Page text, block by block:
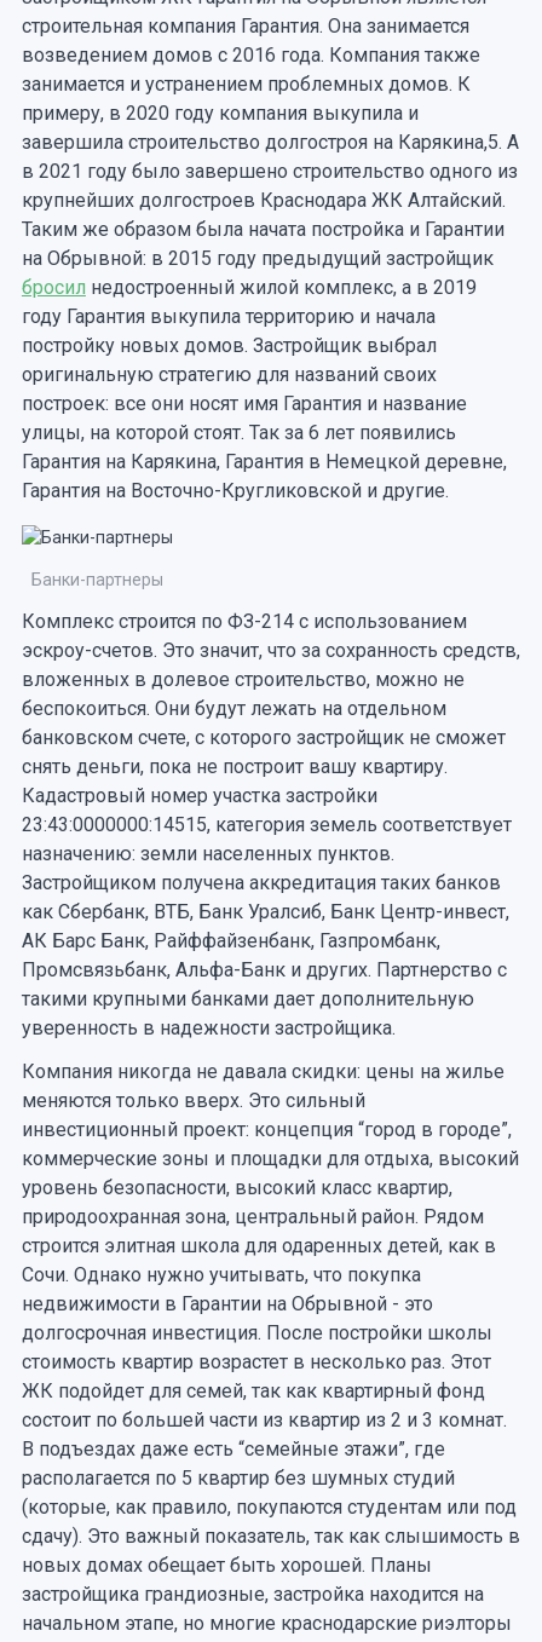
строительная компания Гарантия. Она занимается
возведением домов с 2016 года. Компания также
занимается и устранением проблемных домов. К
примеру, в 2020 году компания выкупила и
завершила строительство долгостроя на Карякина,5. А
в 2021 году было завершено строительство одного из
крупнейших долгостроев Краснодара ЖК Алтайский.
Таким же образом была начата постройка и Гарантии
на Обрывной: в 2015 году предыдущий застройщик
бросил недостроенный жилой комплекс, а в 2019
году Гарантия выкупила территорию и начала
постройку новых домов. Застройщик выбрал
оригинальную стратегию для названий своих
построек: все они носят имя Гарантия и название
улицы, на которой стоят. Так за 6 лет появились
Гарантия на Карякина, Гарантия в Немецкой деревне,
Гарантия на Восточно-Кругликовской и другие.
Банки-партнеры
Комплекс строится по ФЗ-214 с использованием
эскроу-счетов. Это значит, что за сохранность средств,
вложенных в долевое строительство, можно не
беспокоиться. Они будут лежать на отдельном
банковском счете, с которого застройщик не сможет
снять деньги, пока не построит вашу квартиру.
Кадастровый номер участка застройки
23:43:0000000:14515, категория земель соответствует
назначению: земли населенных пунктов.
Застройщиком получена аккредитация таких банков
как Сбербанк, ВТБ, Банк Уралсиб, Банк Центр-инвест,
АК Барс Банк, Райффайзенбанк, Газпромбанк,
Промсвязьбанк, Альфа-Банк и других. Партнерство с
такими крупными банками дает дополнительную
уверенность в надежности застройщика.
Компания никогда не давала скидки: цены на жилье
меняются только вверх. Это сильный
инвестиционный проект: концепция “город в городе”,
коммерческие зоны и площадки для отдыха, высокий
уровень безопасности, высокий класс квартир,
природоохранная зона, центральный район. Рядом
строится элитная школа для одаренных детей, как в
Сочи. Однако нужно учитывать, что покупка
недвижимости в Гарантии на Обрывной - это
долгосрочная инвестиция. После постройки школы
стоимость квартир возрастет в несколько раз. Этот
ЖК подойдет для семей, так как квартирный фонд
состоит по большей части из квартир из 2 и 3 комнат.
В подъездах даже есть “семейные этажи”, где
располагается по 5 квартир без шумных студий
(которые, как правило, покупаются студентам или под
сдачу). Это важный показатель, так как слышимость в
новых домах обещает быть хорошей. Планы
застройщика грандиозные, застройка находится на
начальном этапе, но многие краснодарские риэлторы